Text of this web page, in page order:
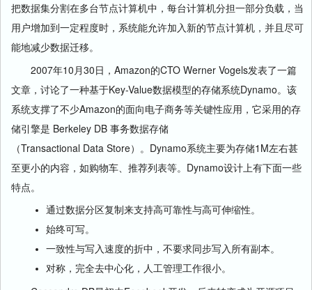
把数据集分割在多台节点计算机中，每台计算机分担一部分负载，当
用户增加到一定程度时，系统能允许加入新的节点计算机，并且尽可
能地减少数据迁移。
2007年10月30日，Amazon的CTO Werner Vogels发表了一篇
文章，讨论了一种基于Key-Value数据模型的存储系统Dynamo。该
系统支撑了不少Amazon的面向电子商务等关键性应用，它采用的存
储引擎是 Berkeley DB 事务数据存储
（Transactional Data Store）。Dynamo系统主要为存储1M左右甚
至更小的内容，如购物车、推荐列表等。Dynamo设计上有下面一些
特点。
通过数据分区复制来支持高可靠性与高可伸缩性。
始终可写。
一致性与写入速度的折中，不要求同步写入所有副本。
对称，完全去中心化，人工管理工作很小。